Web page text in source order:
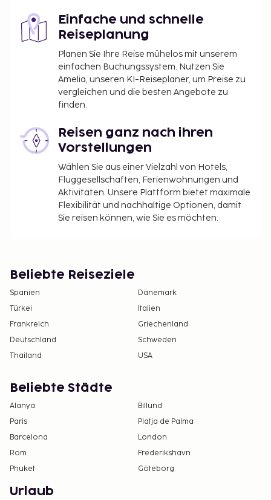
Einfache und schnelle
Reiseplanung
Planen Sie Ihre Reise mühelos mit unserem
einfachen Buchungssystem. Nutzen Sie
Amelia, unseren KI-Reiseplaner, um Preise zu
vergleichen und die besten Angebote zu
finden.
Reisen ganz nach ihren
Vorstellungen
Wählen Sie aus einer Vielzahl von Hotels,
Fluggesellschaften, Ferienwohnungen und
Aktivitäten. Unsere Plattform bietet maximale
Flexibilität und nachhaltige Optionen, damit
Sie reisen können, wie Sie es möchten.
Beliebte Reiseziele
Spanien
Dänemark
Türkei
Italien
Frankreich
Griechenland
Deutschland
Schweden
Thailand
USA
Beliebte Städte
Alanya
Billund
Paris
Platja de Palma
Barcelona
London
Rom
Frederikshavn
Phuket
Göteborg
Urlaub